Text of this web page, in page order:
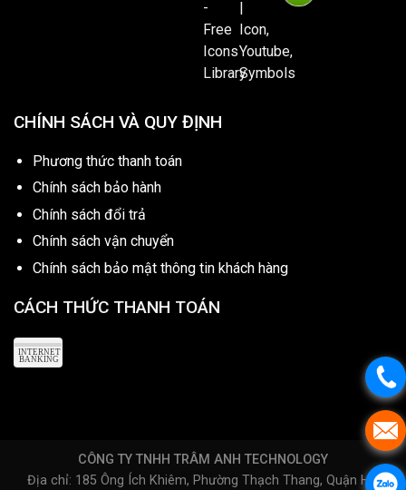
CHÍNH SÁCH VÀ QUY ĐỊNH
Phương thức thanh toán
Chính sách bảo hành
Chính sách đổi trả
Chính sách vận chuyển
Chính sách bảo mật thông tin khách hàng
CÁCH THỨC THANH TOÁN
CÔNG TY TNHH TRÂM ANH TECHNOLOGY
Địa chỉ: 185 Ông Ích Khiêm, Phường Thạch Thang, Quận Hải